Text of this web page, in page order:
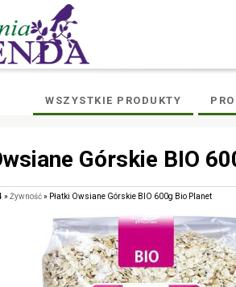
WSZYSTKIE PRODUKTY
Górskie BIO
»Żywność» Płatki Owsiane Górskie BIO 600g Bio Planet